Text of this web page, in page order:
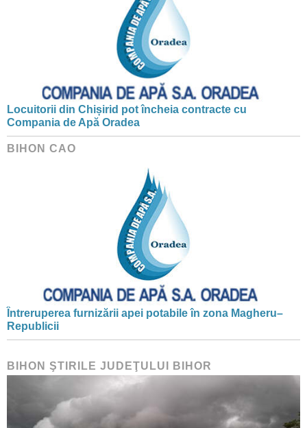
Locuitorii din Chișirid pot încheia contracte cu
Compania de Apă Oradea
BIHON CAO
Întreruperea furnizării apei potabile în zona Magheru–
Republicii
BIHON ŞTIRILE JUDEŢULUI BIHOR